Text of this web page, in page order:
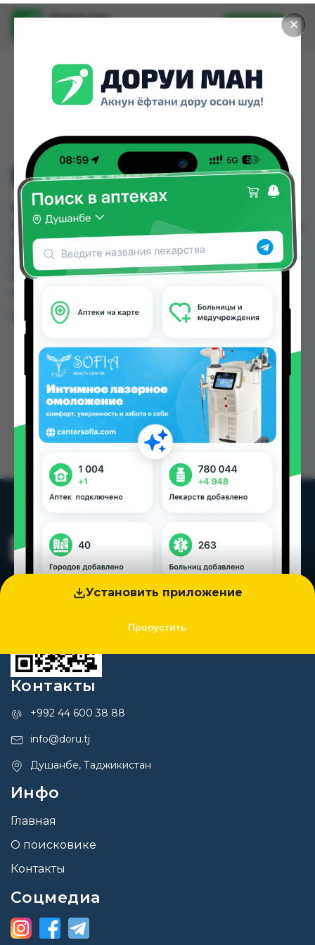
✕
Установить приложение
Пропустить
Доруи ман
Установить
ВИФЕРОН 500000№10
ВИФЕРОН 500000№10 можно купить или
заказать в аптеках, Аптека Нур (Nur), Арзон Дору,
Арча, Дорухона Имтиёз, Дорухона Неъматулло,
Дорухона Ромашка, Дорухонаи Ман по цене от
67.00 TJS до 80.00 TJS в Душанбе и других
Цена: от67.00 TJS
Контакты
+992 44 600 38 88
info@doru.tj
Душанбе, Таджикистан
Инфо
Главная
О поисковике
Контакты
Соцмедиа